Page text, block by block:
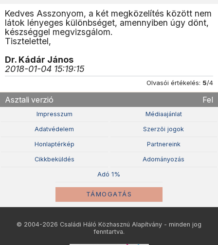
Kedves Asszonyom, a két megközelítés között nem
látok lényeges különbséget, amennyiben úgy dönt,
készséggel megvizsgálom.
Tisztelettel,
Dr. Kádár János
2018-01-04 15:19:15
Olvasói értékelés: 5/4
Asztali verzió Fel
Impresszum Médiaajánlat
Adatvédelem Szerzõi jogok
Honlaptérkép Partnereink
Cikkbeküldés Adományozás
Adó 1%
TÁMOGATÁS
© 2004-2026 Családi Háló Közhasznú Alapítvány - minden jog
fenntartva.